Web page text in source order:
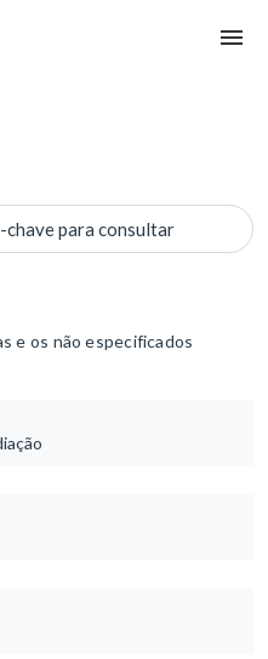
para consultar
e os não especificados